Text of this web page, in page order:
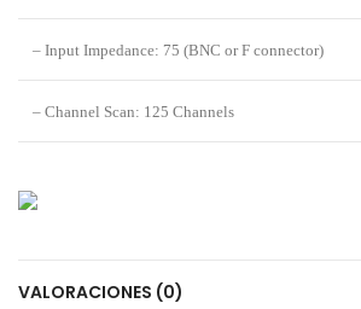
– Input Impedance: 75 (BNC or F connector)
– Channel Scan: 125 Channels
VALORACIONES (0)